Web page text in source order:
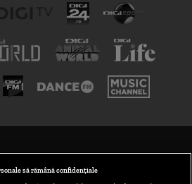
să rămână confidențiale